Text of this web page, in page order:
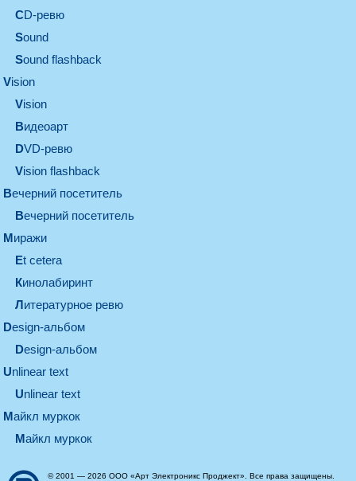
CD-ревю
sound
Sound flashback
vision
vision
видеоарт
DVD-ревю
Vision flashback
вечерний посетитель
вечерний посетитель
миражи
et cetera
кинолабиринт
литературное ревю
design-альбом
design-альбом
unlinear text
Unlinear text
майкл муркок
майкл муркок
© 2001 — 2026 ООО «Арт Электроникс Проджект». Все права защищены.